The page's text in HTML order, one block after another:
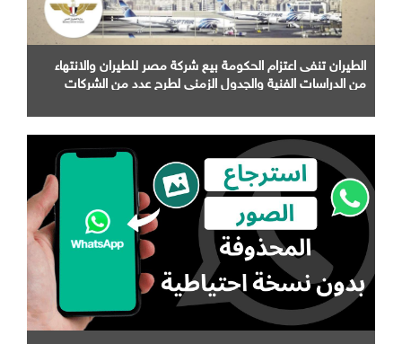
الطيران تنفى اعتزام الحكومة بيع شركة مصر للطيران والانتهاء
من الدراسات الفنية والجدول الزمني لطرح عدد من الشركات